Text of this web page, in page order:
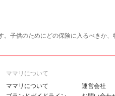
子供のためにどの保険に入るべきか
ママリについて
ママリについて
運営会社